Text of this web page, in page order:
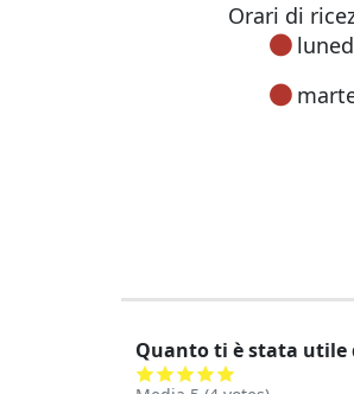
Orari di
Quanto ti è stata utile